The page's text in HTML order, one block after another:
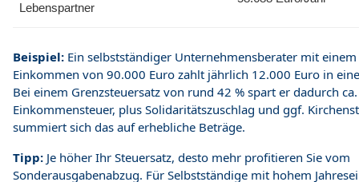
Lebenspartner
Beispiel: Ein selbstständiger Unternehmensberater mit
Einkommen von 90.000 Euro zahlt jährlich 12.000 Euro in
Bei einem Grenzsteuersatz von rund 42 % spart er dadurch
Einkommensteuer, plus Solidaritätszuschlag und ggf.
summiert sich das auf erhebliche Beträge.
Tipp: Je höher Ihr Steuersatz, desto mehr profitieren Sie vom
Sonderausgabenabzug. Für Selbstständige mit hohem